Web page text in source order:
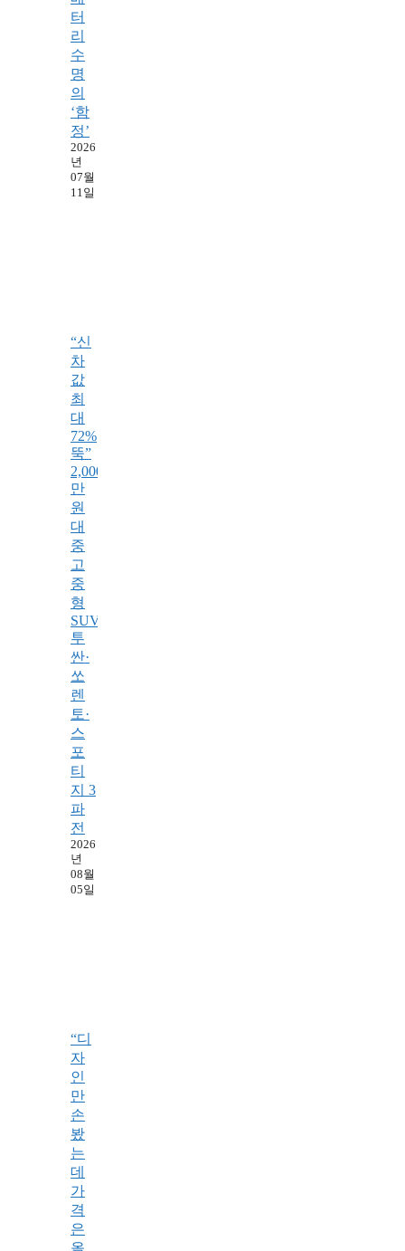
터
리
수
명
의
‘함
정’
2026
년
07월
11일
“신
차
값
최
대
72%
뚝”
2,000
만
원
대
중
고
중
형
SUV,
투
싼·
쏘
렌
토·
스
포
티
지 3
파
전
2026
년
08월
05일
“디
자
인
만
손
봤
는
데
가
격
은